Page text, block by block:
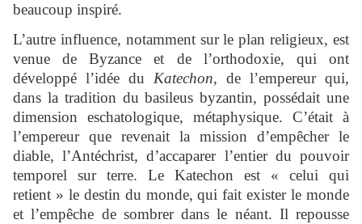
beaucoup inspiré.
L’autre influence, notamment sur le plan religieux, est
venue de Byzance et de l’orthodoxie, qui ont
développé l’idée du Katechon, de l’empereur qui,
dans la tradition du basileus byzantin, possédait une
dimension eschatologique, métaphysique. C’était à
l’empereur que revenait la mission d’empêcher le
diable, l’Antéchrist, d’accaparer l’entier du pouvoir
temporel sur terre. Le Katechon est « celui qui
retient » le destin du monde, qui fait exister le monde
et l’empêche de sombrer dans le néant. Il repousse